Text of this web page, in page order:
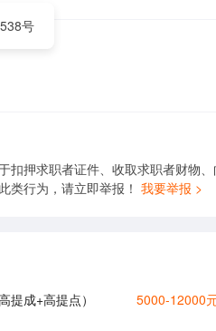
号
扣押求职者证件、收取求职者财物、
类行为，请立即举报！ 我要举报 >
提成+高提点） 5000-12000